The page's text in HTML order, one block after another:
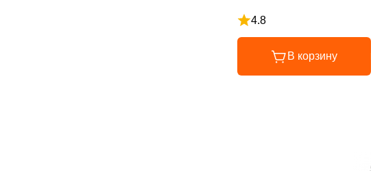
4.8
Рейтинг 4.8 из 5
В корзину